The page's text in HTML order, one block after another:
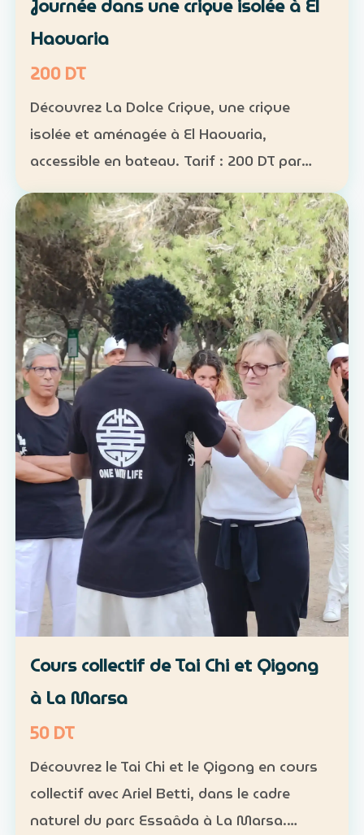
Journée dans une crique isolée à El
Haouaria
200 DT
Découvrez La Dolce Crique, une crique
isolée et aménagée à El Haouaria,
accessible en bateau. Tarif : 200 DT par
personne Fréquentation limitée : 50
personnes maximum dans la crique
Activités : kayak, paddle et snorkel…
Cours collectif de Tai Chi et Qigong
à La Marsa
50 DT
Découvrez le Tai Chi et le Qigong en cours
collectif avec Ariel Betti, dans le cadre
naturel du parc Essaâda à La Marsa.